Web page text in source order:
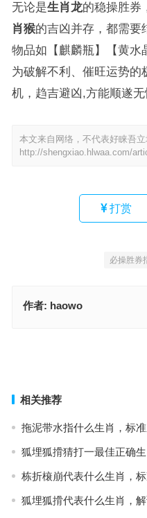
无论是生肖龙的稳操胜券
肖猴的吉凶并存，都需要
物品如【麒麟瓶】【黄水
为破解不利、催旺运势的
机，趋吉避凶,方能顺遂无
本文来自网络，不代表好睐吾立
http://shengxiao.hlwaa.com/
打赏
必操胜券
作者: haowo
相关推荐
拖泥带水指什么生肖，标
狐埋狐搰猜打一最佳正确
栋折榱崩代表什么生肖，
狐埋狐搰代表什么生肖，